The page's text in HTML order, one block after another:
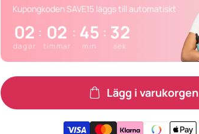
Kupongkoden SAVE15 läggs till automatiskt
02
dagar
: 02
timmar
: 45
min
: 31
sek
Lägg i varukorgen